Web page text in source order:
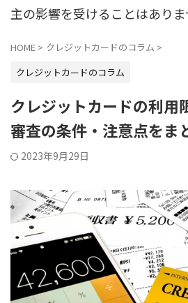
主の影響を受けることはありま
HOME > クレジットカードのコラム >
クレジットカードのコラム
クレジットカードの利用
審査の条件・注意点をま
2023年9月29日